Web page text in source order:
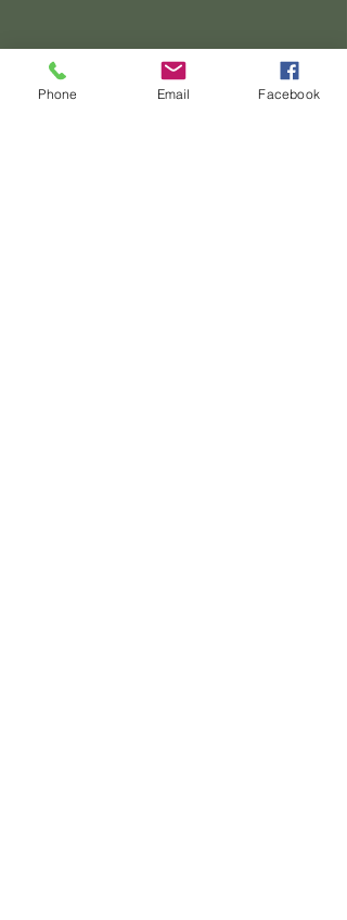
Phone Email Facebook